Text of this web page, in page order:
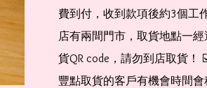
費到付，收到款項後約3個工
店有兩間門市，取貨地點一
貨QR code，請勿到店取貨
豐點取貨的客戶有機會時間